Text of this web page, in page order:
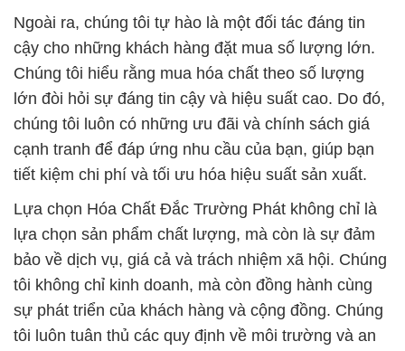
Ngoài ra, chúng tôi tự hào là một đối tác đáng tin
cậy cho những khách hàng đặt mua số lượng lớn.
Chúng tôi hiểu rằng mua hóa chất theo số lượng
lớn đòi hỏi sự đáng tin cậy và hiệu suất cao. Do đó,
chúng tôi luôn có những ưu đãi và chính sách giá
cạnh tranh để đáp ứng nhu cầu của bạn, giúp bạn
tiết kiệm chi phí và tối ưu hóa hiệu suất sản xuất.
Lựa chọn Hóa Chất Đắc Trường Phát không chỉ là
lựa chọn sản phẩm chất lượng, mà còn là sự đảm
bảo về dịch vụ, giá cả và trách nhiệm xã hội. Chúng
tôi không chỉ kinh doanh, mà còn đồng hành cùng
sự phát triển của khách hàng và cộng đồng. Chúng
tôi luôn tuân thủ các quy định về môi trường và an